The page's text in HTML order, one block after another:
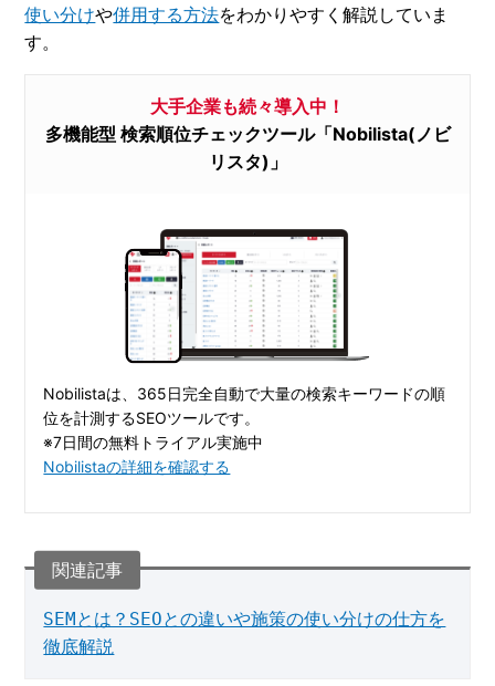
使い分けや併用する方法をわかりやすく解説していま
す。
大手企業も続々導入中！
多機能型 検索順位チェックツール「Nobilista(ノビ
リスタ)」
Nobilistaは、365日完全自動で大量の検索キーワードの順
位を計測するSEOツールです。
※7日間の無料トライアル実施中
Nobilistaの詳細を確認する
SEMとは？SEOとの違いや施策の使い分けの仕方を
徹底解説